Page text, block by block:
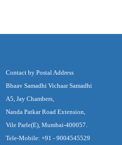
Contact by Postal Address
Bhaav Samadhi Vichaar Samadhi
A5, Jay Chambers,
Nanda Patkar Road Extension,
Vile Parle(E), Mumbai-400057.
Tele-Mobile: +91 - 9004545529